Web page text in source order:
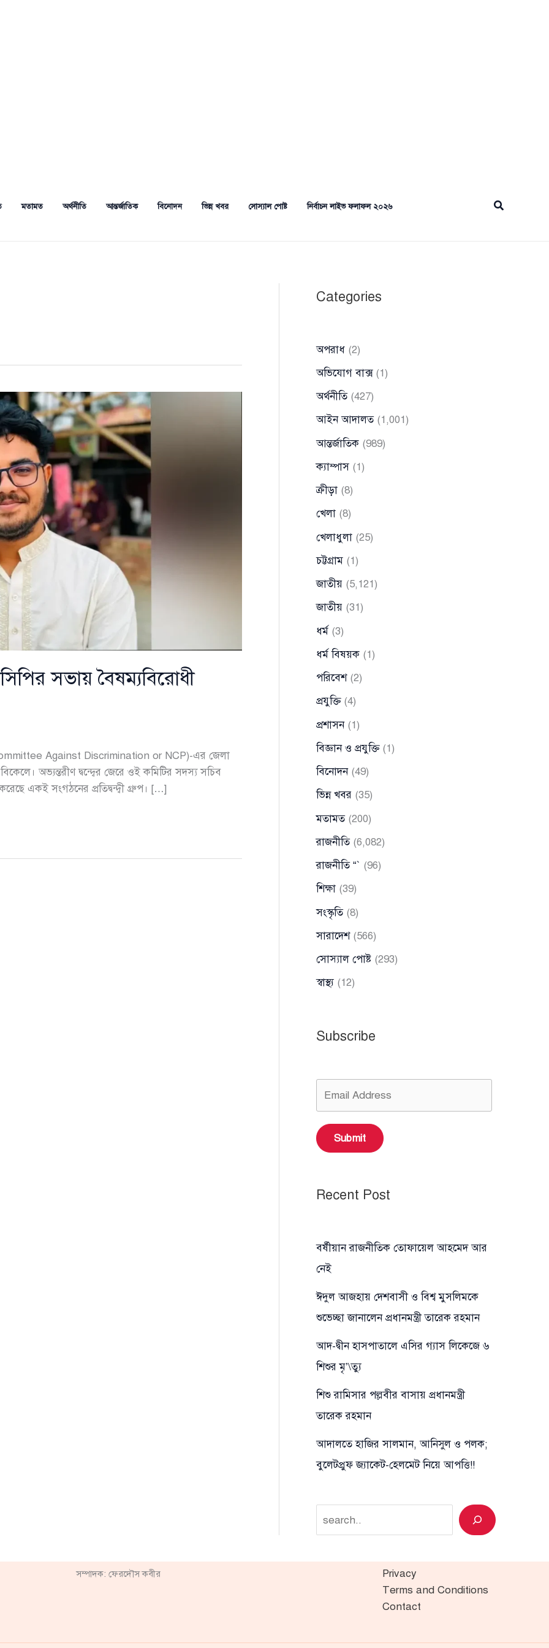
মতামত অর্থনীতি আন্তর্জাতিক বিনোদন ভিন্ন খবর সোস্যাল পোষ্ট নির্বাচন লাইভ ফলাফল ২০২৬ Search
সভায় বৈষম্যবিরোধী
Against Discrimination or NCP)-এর জেলা
অভ্যন্তরীণ দ্বন্দ্বের জেরে ওই কমিটির সদস্য সচিব
একই সংগঠনের প্রতিদ্বন্দ্বী গ্রুপ। […]
Categories
অপরাধ (2)
অভিযোগ বাক্স(1)
অর্থনীতি(427)
আইন আদালত(1,001)
আন্তর্জাতিক (989)
ক্যাম্পাস (1)
ক্রীড়া (8)
খেলা (8)
খেলাধুলা (25)
চট্টগ্রাম (1)
জাতীয় (5,121)
জাতীয় (31)
ধর্ম (3)
ধর্ম বিষয়ক (1)
পরিবেশ(2)
প্রযুক্তি(4)
প্রশাসন(1)
বিজ্ঞান ও প্রযুক্তি(1)
বিনোদন(49)
ভিন্ন খবর (35)
মতামত(200)
রাজনীতি(6,082)
রাজনীতি “` (96)
শিক্ষা (39)
সংস্কৃতি(8)
সারাদেশ(566)
সোস্যাল পোষ্ট (293)
স্বাস্থ্য (12)
Subscribe
Submit
Recent Post
বর্ষীয়ান রাজনীতিক তোফায়েল আহমেদ আর
নেই
ঈদুল আজহায় দেশবাসী ও বিশ্ব মুসলিমকে
শুভেচ্ছা জানালেন প্রধানমন্ত্রী তারেক রহমান
আদ-দ্বীন হাসপাতালে এসির গ্যাস লিকেজে ৬
শিশুর মৃ’\ত্যু
শিশু রামিসার পল্লবীর বাসায় প্রধানমন্ত্রী
তারেক রহমান
আদালতে হাজির সালমান, আনিসুল ও পলক;
বুলেটপ্রুফ জ্যাকেট-হেলমেট নিয়ে আপত্তি!!
সম্পাদক: ফেরদৌস কবীর
Privacy
Terms and Conditions
Contact